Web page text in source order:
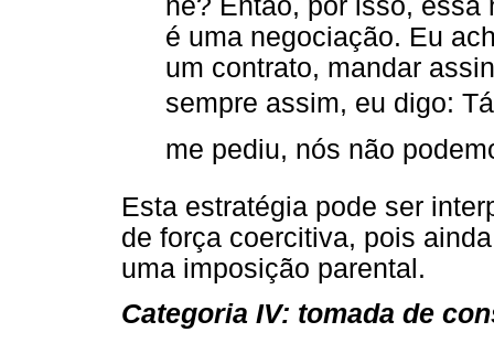
né? Então, por isso, essa
é uma negociação. Eu
um contrato, mandar
sempre assim, eu digo:
me pediu, nós não
Esta estratégia pode ser
de força coercitiva, pois
uma imposição parental.
Categoria IV: tomada de